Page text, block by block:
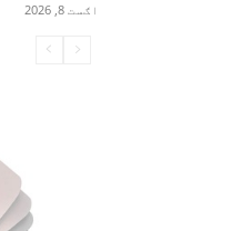
اګست 8, 2026